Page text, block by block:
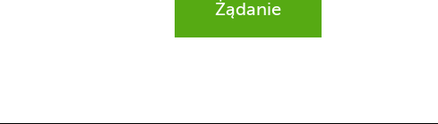
Żądanie